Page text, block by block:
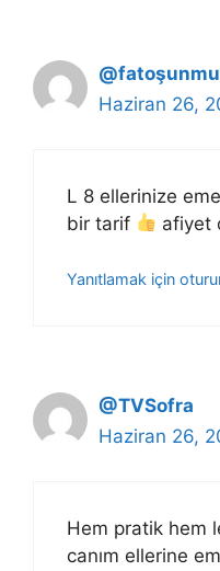
Haziran 26,
L 8 ellerinize
bir tarif
afiyet
Yanıtlamak için
@TVSofra
Haziran 26,
Hem pratik hem
canım ellerine